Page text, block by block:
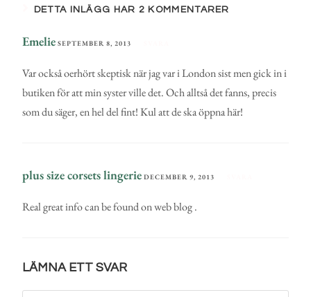
DETTA INLÄGG HAR 2 KOMMENTARER
Emelie SEPTEMBER 8, 2013
Var också oerhört skeptisk när jag var i London sist men gick in i
butiken för att min syster ville det. Och alltså det fanns, precis
som du säger, en hel del fint! Kul att de ska öppna här!
plus size corsets lingerie DECEMBER 9, 2013
Real great info can be found on web blog .
LÄMNA ETT SVAR